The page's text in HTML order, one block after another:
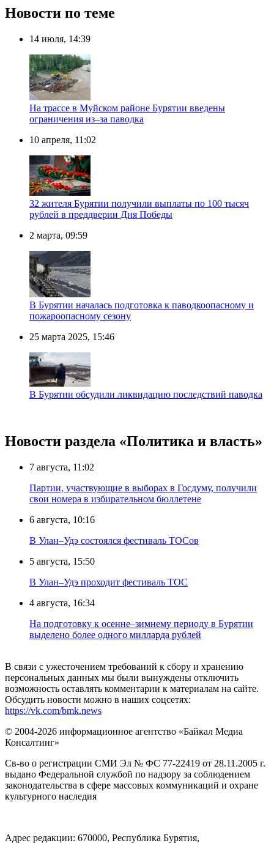
Новости по теме
14 июля, 14:39
️На трассе в Муйском районе Бурятии введены
ограничения из–за паводка
10 апреля, 11:02
32 жителя Бурятии получили выплаты по 100 тысяч
рублей в преддверии Дня Победы
2 марта, 09:59
В Бурятии началась подготовка к паводкоопасному и
пожароопасному сезону
25 марта 2025, 15:46
В Бурятии обсудили ликвидацию последствий паводка
Новости раздела «Политика и власть»
7 августа, 11:02
Партии, участвующие в выборах в Госдуму, получили
свои номера в избирательном бюллетене
6 августа, 10:16
В Улан–Удэ состоялся фестиваль ТОСов
5 августа, 15:50
В Улан–Удэ проходит фестиваль ТОС
4 августа, 16:34
На подготовку к осенне–зимнему периоду в Бурятии
выделено более одного милларда рублей
В связи с ужесточением требований к сбору и хранению
персональных данных мы были вынуждены отключить
возможность оставлять комментарии к материалам на сайте.
Обсудить новости можно в наших соцсетях:
https://vk.com/bmk.news
© 2004-2026 информационное агентство «Байкал Медиа
Консалтинг»
Св-во о регистрации СМИ Эл № ФС 77-22419 от 28.11.2005 г.
выдано Федеральной службой по надзору за соблюдением
законодательства в сфере массовых коммуникаций и охране
культурного наследия
Адрес редакции: 670000, Республика Бурятия,